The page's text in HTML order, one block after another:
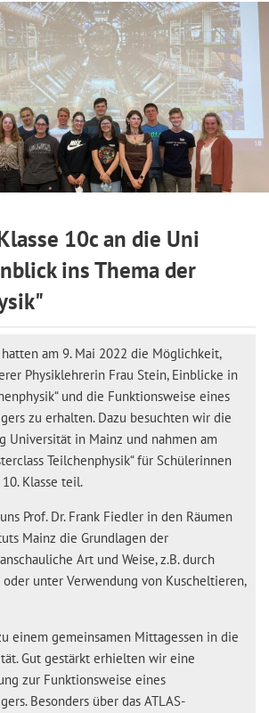
10c an die Uni
ins Thema der
hatten am 9. Mai 2022 die Möglichkeit,
Physiklehrerin Frau Stein, Einblicke in
und die Funktionsweise eines
zu erhalten. Dazu besuchten wir die
Universität in Mainz und nahmen am
Teilchenphysik“ für Schülerinnen
Klasse teil.
Prof. Dr. Frank Fiedler in den Räumen
Mainz die Grundlagen der
Art und Weise, z.B. durch
unter Verwendung von Kuscheltieren,
einem gemeinsamen Mittagessen in die
Gut gestärkt erhielten wir eine
zur Funktionsweise eines
Besonders über das ATLAS-